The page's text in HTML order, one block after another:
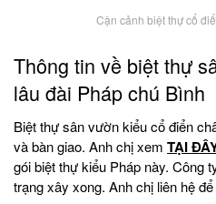
Cận cảnh biệt thự cổ
Thông tin về biệt thự
lâu đài Pháp chú Bình
Biệt thự sân vườn kiểu cổ điển
và bàn giao. Anh chị xem TẠI
gói biệt thự kiểu Pháp này. Công
trạng xây xong. Anh chị liên hệ